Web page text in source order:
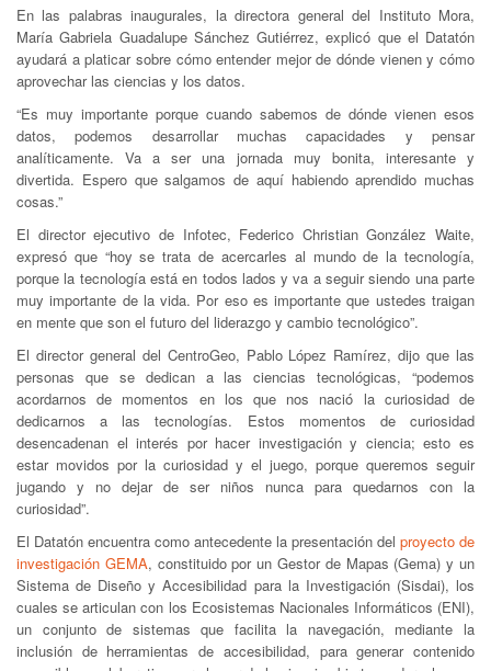
En las palabras inaugurales, la directora general del Instituto Mora,
María Gabriela Guadalupe Sánchez Gutiérrez, explicó que el Datatón
ayudará a platicar sobre cómo entender mejor de dónde vienen y cómo
aprovechar las ciencias y los datos.
“Es muy importante porque cuando sabemos de dónde vienen esos
datos, podemos desarrollar muchas capacidades y pensar
analíticamente. Va a ser una jornada muy bonita, interesante y
divertida. Espero que salgamos de aquí habiendo aprendido muchas
cosas.”
El director ejecutivo de Infotec, Federico Christian González Waite,
expresó que “hoy se trata de acercarles al mundo de la tecnología,
porque la tecnología está en todos lados y va a seguir siendo una parte
muy importante de la vida. Por eso es importante que ustedes traigan
en mente que son el futuro del liderazgo y cambio tecnológico”.
El director general del CentroGeo, Pablo López Ramírez, dijo que las
personas que se dedican a las ciencias tecnológicas, “podemos
acordarnos de momentos en los que nos nació la curiosidad de
dedicarnos a las tecnologías. Estos momentos de curiosidad
desencadenan el interés por hacer investigación y ciencia; esto es
estar movidos por la curiosidad y el juego, porque queremos seguir
jugando y no dejar de ser niños nunca para quedarnos con la
curiosidad”.
El Datatón encuentra como antecedente la presentación del proyecto de
investigación GEMA, constituido por un Gestor de Mapas (Gema) y un
Sistema de Diseño y Accesibilidad para la Investigación (Sisdai), los
cuales se articulan con los Ecosistemas Nacionales Informáticos (ENI),
un conjunto de sistemas que facilita la navegación, mediante la
inclusión de herramientas de accesibilidad, para generar contenido